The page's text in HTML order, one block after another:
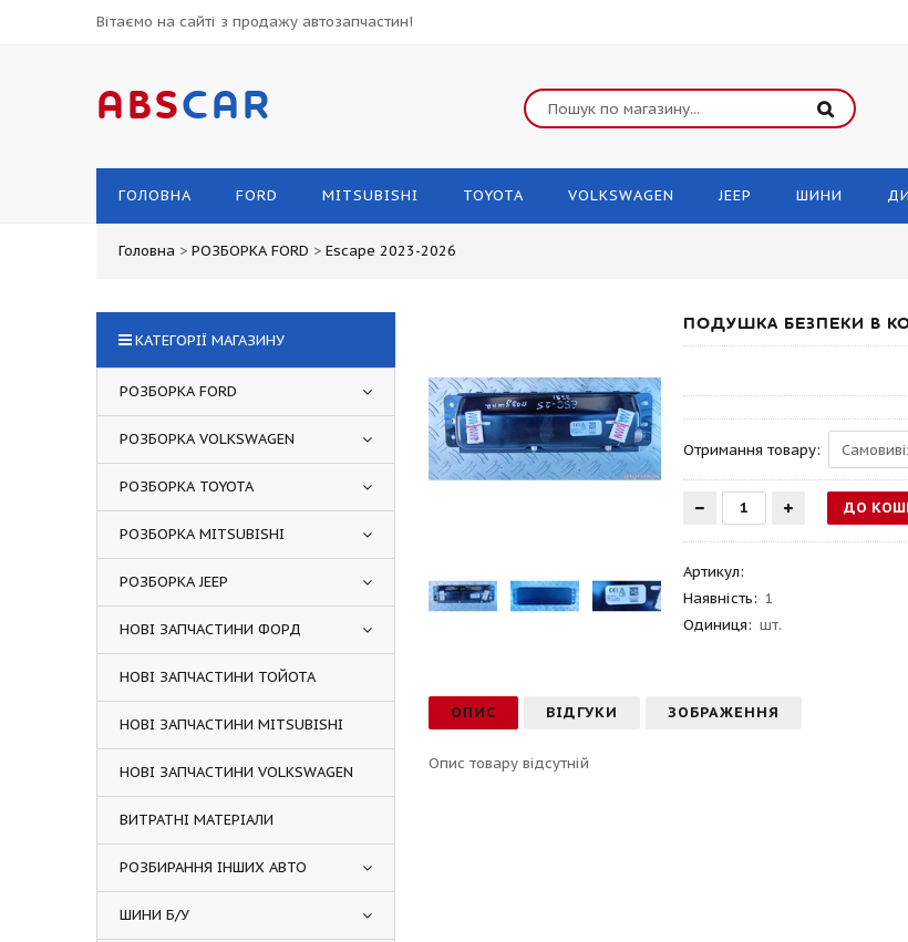
Вітаємо на сайті з продажу автозапчастин!
ABSCAR
ГОЛОВНА FORD MITSUBISHI TOYOTA VOLKSWAGEN JEEP ШИНИ
Головна > РОЗБОРКА FORD > Escape 2023-2026
ПОДУШКА БЕЗПЕКИ В
Отримання товару:
Артикул:
Наявність: 1
Одиниця: шт.
ОПИС ВІДГУКИ ЗОБРАЖЕННЯ
Опис товару відсутній
КАТЕГОРІЇ МАГАЗИНУ
РОЗБОРКА FORD
РОЗБОРКА VOLKSWAGEN
РОЗБОРКА TOYOTA
РОЗБОРКА MITSUBISHI
РОЗБОРКА JEEP
НОВІ ЗАПЧАСТИНИ ФОРД
НОВІ ЗАПЧАСТИНИ ТОЙОТА
НОВІ ЗАПЧАСТИНИ MITSUBISHI
НОВІ ЗАПЧАСТИНИ VOLKSWAGEN
ВИТРАТНІ МАТЕРІАЛИ
РОЗБИРАННЯ ІНШИХ АВТО
ШИНИ Б/У